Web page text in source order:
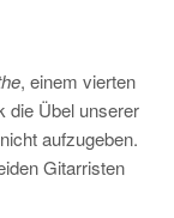
, einem vierten
die Übel unserer
aufzugeben.
Gitarristen